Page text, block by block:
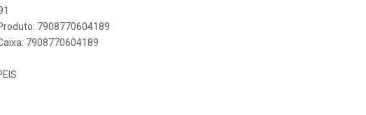
7908770604189
7908770604189